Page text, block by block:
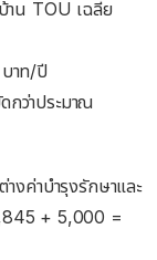
าน TOU เฉลี่ย
าท/ปี
กว่าประมาณ
งค่าบำรุงรักษาและ
+ 5,000 =